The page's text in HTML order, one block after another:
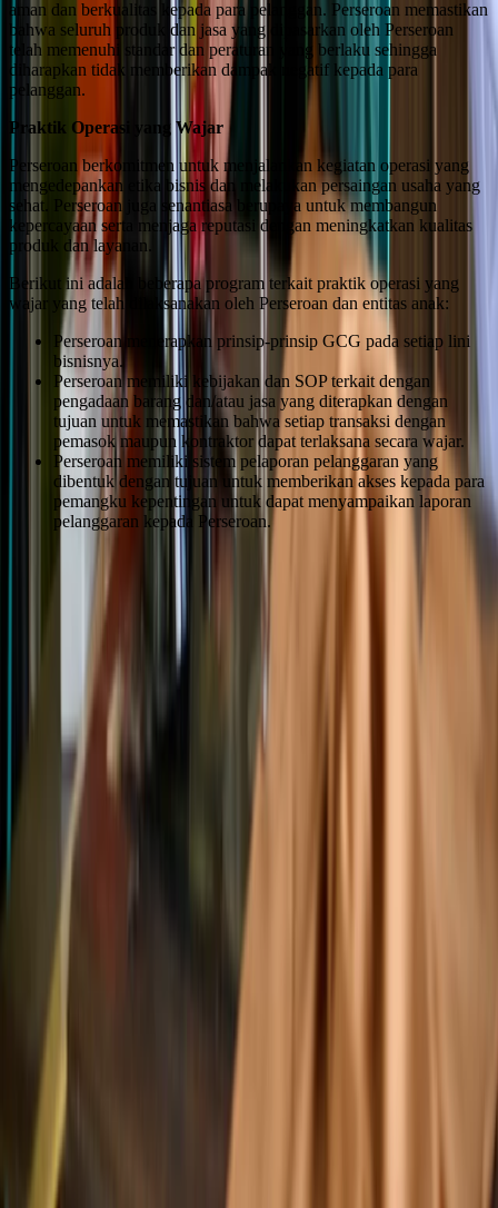
aman dan berkualitas kepada para pelanggan. Perseroan memastikan
bahwa seluruh produk dan jasa yang dipasarkan oleh Perseroan
telah memenuhi standar dan peraturan yang berlaku sehingga
diharapkan tidak memberikan dampak negatif kepada para
pelanggan.
Praktik Operasi yang Wajar
Perseroan berkomitmen untuk menjalankan kegiatan operasi yang
mengedepankan etika bisnis dan melakukan persaingan usaha yang
sehat. Perseroan juga senantiasa berupaya untuk membangun
kepercayaan serta menjaga reputasi dengan meningkatkan kualitas
produk dan layanan.
Berikut ini adalah beberapa program terkait praktik operasi yang
wajar yang telah dilaksanakan oleh Perseroan dan entitas anak:
Perseroan menerapkan prinsip-prinsip GCG pada setiap lini
bisnisnya.
Perseroan memiliki kebijakan dan SOP terkait dengan
pengadaan barang dan/atau jasa yang diterapkan dengan
tujuan untuk memastikan bahwa setiap transaksi dengan
pemasok maupun kontraktor dapat terlaksana secara wajar.
Perseroan memiliki sistem pelaporan pelanggaran yang
dibentuk dengan tujuan untuk memberikan akses kepada para
pemangku kepentingan untuk dapat menyampaikan laporan
pelanggaran kepada Perseroan.
Sinar Mas Land Plaza, Tower II, Lantai 24
Jl. M.H. Thamrin No. 51 Jakarta 10350, Indonesia.
622131990258
corsec@dss.co.id
Perusahaan
Tentang Kami
Hubungan Investor
Bantuan
Pernyataan Privasi
Ketentuan Penggunaan
Peta Situs